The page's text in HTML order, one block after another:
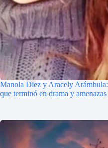
Manola Diez y Aracely
que terminó en drama y amenazas